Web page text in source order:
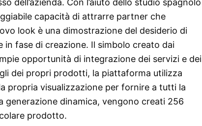
capacità di attrarre partner che
look è una dimostrazione del desiderio di
fase di creazione. Il simbolo creato dai
opportunità di integrazione dei servizi e dei
dei propri prodotti, la piattaforma utilizza
propria visualizzazione per fornire a tutti la
generazione dinamica, vengono creati 256
prodotto.